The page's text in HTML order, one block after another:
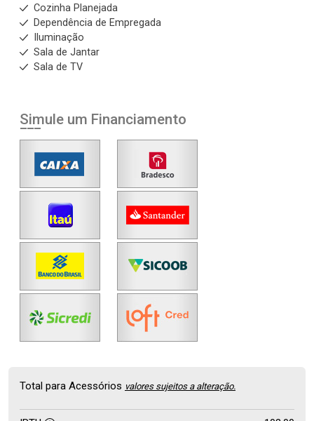
Cozinha Planejada
Dependência de Empregada
Iluminação
Sala de Jantar
Sala de TV
Simule um Financiamento
Total para Acessórios valores sujeitos a alteração.